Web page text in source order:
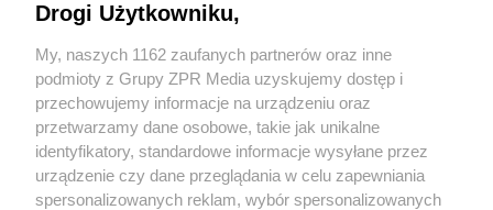
Dzień Drzemki w Pracy: kiedy jest? Śmieszne
memy, obrazki, GIF-y
Drogi Użytkowniku,
My, naszych 1162 zaufanych partnerów oraz inne
podmioty z Grupy ZPR Media uzyskujemy dostęp i
przechowujemy informacje na urządzeniu oraz
przetwarzamy dane osobowe, takie jak unikalne
identyfikatory, standardowe informacje wysyłane przez
urządzenie czy dane przeglądania w celu zapewniania
spersonalizowanych reklam, wybór spersonalizowanych